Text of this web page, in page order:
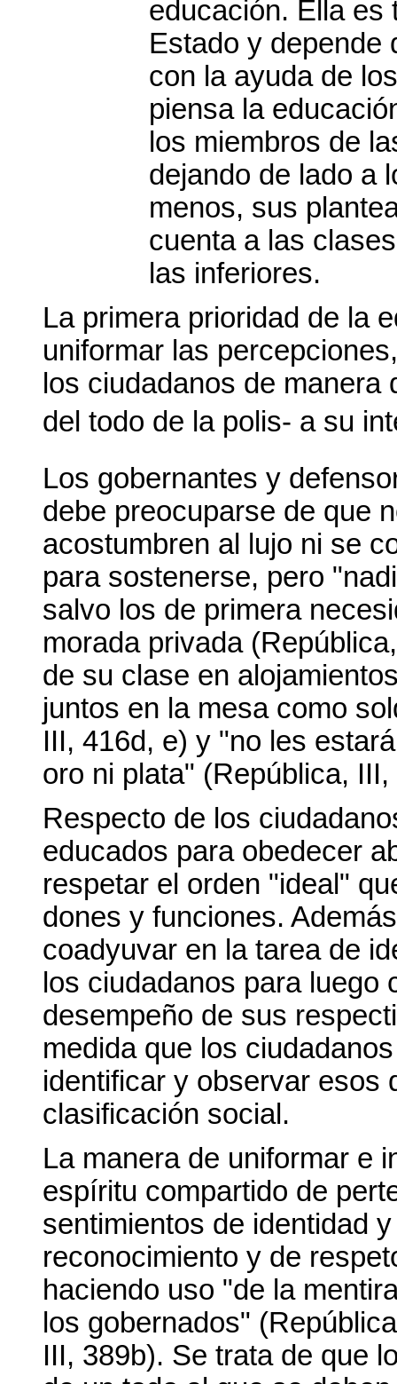
educación. Ella es
Estado y depende
con la ayuda de
piensa la
los miembros de
dejando de lado a
menos, sus
cuenta a las
las inferiores.
La primera prioridad de la
uniformar las
los ciudadanos de
del todo de la polis- a su
Los gobernantes y
debe preocuparse de que
acostumbren al lujo ni se
para sostenerse, pero
salvo los de primera
morada privada
de su clase en
juntos en la mesa como
III, 416d, e) y "no les
oro ni plata" (República, III,
Respecto de los
educados para obedecer
respetar el orden "ideal"
dones y funciones.
coadyuvar en la tarea de
los ciudadanos para
desempeño de sus
medida que los
identificar y observar esos
clasificación social.
La manera de uniformar e
espíritu compartido de
sentimientos de identidad
reconocimiento y de
haciendo uso "de la
los gobernados"
III, 389b). Se trata de que